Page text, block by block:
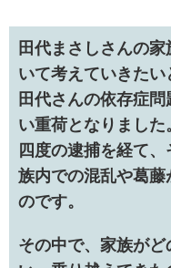
田代まさしさんの
いて考えていきたい
田代さんの依存症
い重荷となりました
四度の逮捕を経て
族内での混乱や葛
のです。
その中で、家族が